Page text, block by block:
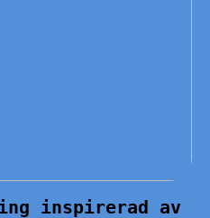
inspirerad av